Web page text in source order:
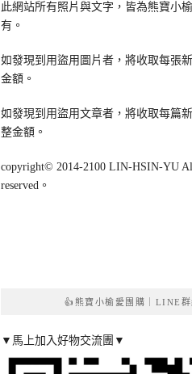
此網站所有照片與文字，皆為熊寶小
有。
如發現到用盜用圖片者，將收取每張
金額。
如發現到用盜用文章者，將收取每篇
整金額。
copyright© 2014-2100 LIN-HSIN-YU
reserved。
👍熊寶小榆愛團購｜LINE群
▼馬上加入好物交流團▼